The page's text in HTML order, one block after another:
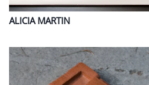
ALICIA MARTIN